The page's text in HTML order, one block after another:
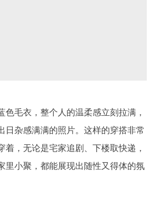
色毛衣，整个人的温柔感立刻拉满，
日杂感满满的照片。这样的穿搭非常
着，无论是宅家追剧、下楼取快递，
里小聚，都能展现出随性又得体的氛